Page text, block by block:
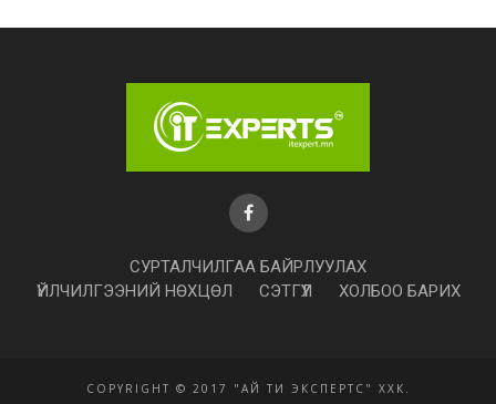
СУРТАЛЧИЛГАА БАЙРЛУУЛАХ
ҮЙЛЧИЛГЭЭНИЙ НӨХЦӨЛ
СЭТГҮҮЛ ХОЛБОО БАРИХ
COPYRIGHT © 2017 "АЙ ТИ ЭКСПЕРТС" ХХК.